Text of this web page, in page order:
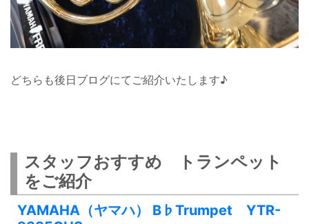
どちらも後日ブログにてご紹介いたします♪
スタッフおすすめ トランペット
をご紹介
YAMAHA（ヤマハ） B♭Trumpet YTR-